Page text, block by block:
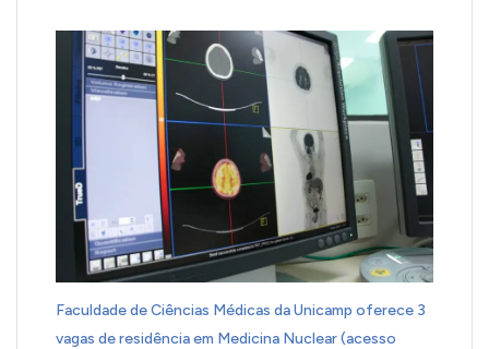
Faculdade de Ciências Médicas da Unicamp oferece 3
vagas de residência em Medicina Nuclear (acesso